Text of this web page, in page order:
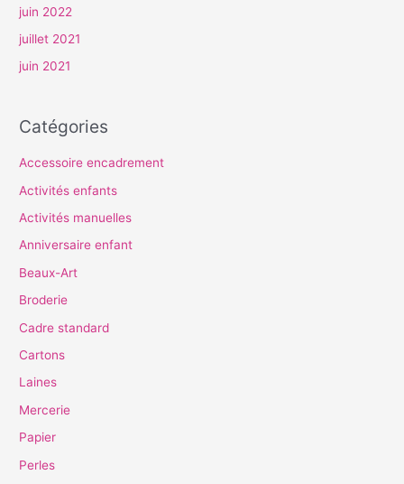
juin 2022
juillet 2021
juin 2021
Catégories
Accessoire encadrement
Activités enfants
Activités manuelles
Anniversaire enfant
Beaux-Art
Broderie
Cadre standard
Cartons
Laines
Mercerie
Papier
Perles